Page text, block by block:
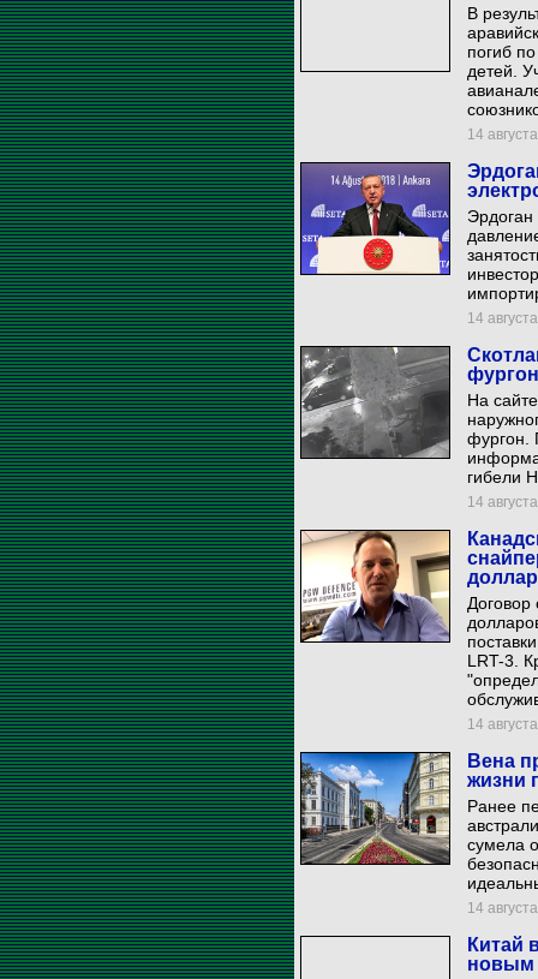
В
погиб
детей.
14
Эрдоган
14
На
фургон.
гибели
14
Договор
LRT-3.
14
Вена
жизни
Ранее
сумела
14
Китай
новым